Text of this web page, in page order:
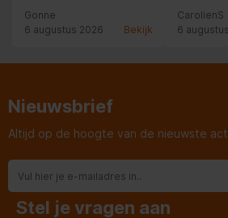
Gonne
6 augustus 2026
Bekijk
duurder
(ca. 14
dat zeker
CarolienS
6
Nieuwsbrief
Altijd op de hoogte van de nieuwste
Stel je vragen aan